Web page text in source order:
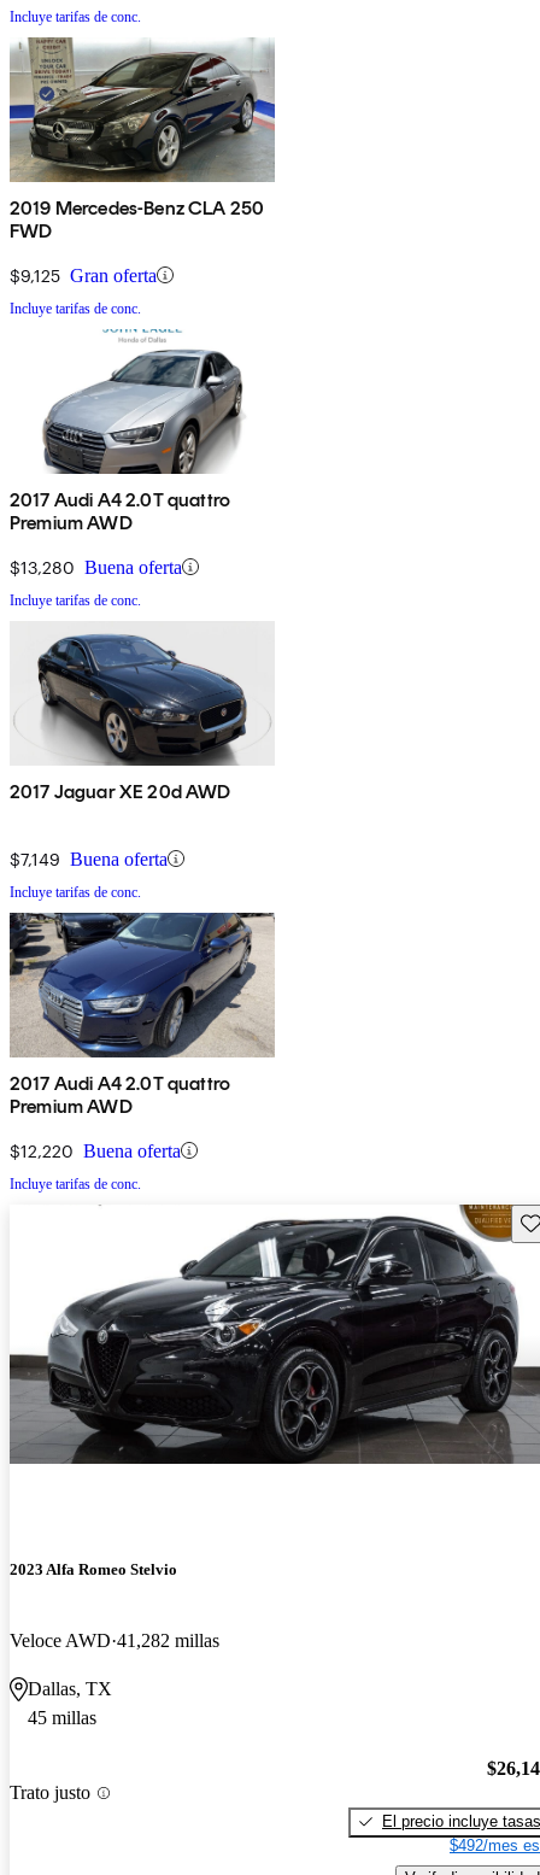
Incluye tarifas de conc.
2019 Mercedes-Benz CLA 250
FWD
$9,125 Gran oferta
Incluye tarifas de conc.
2017 Audi A4 2.0T quattro
Premium AWD
$13,280 Buena oferta
Incluye tarifas de conc.
2017 Jaguar XE 20d AWD
$7,149 Buena oferta
Incluye tarifas de conc.
2017 Audi A4 2.0T quattro
Premium AWD
$12,220 Buena oferta
Incluye tarifas de conc.
2023 Alfa Romeo Stelvio
Veloce AWD 41,282 millas
Dallas, TX
45 millas
Trato justo
El precio incluye tasas
$492/mes